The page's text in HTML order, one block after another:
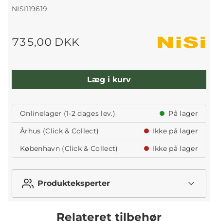
NISI119619
735,00 DKK
Læg i kurv
Onlinelager (1-2 dages lev.)
På lager
Århus (Click & Collect)
Ikke på lager
København (Click & Collect)
Ikke på lager
Produkteksperter
Relateret tilbehør